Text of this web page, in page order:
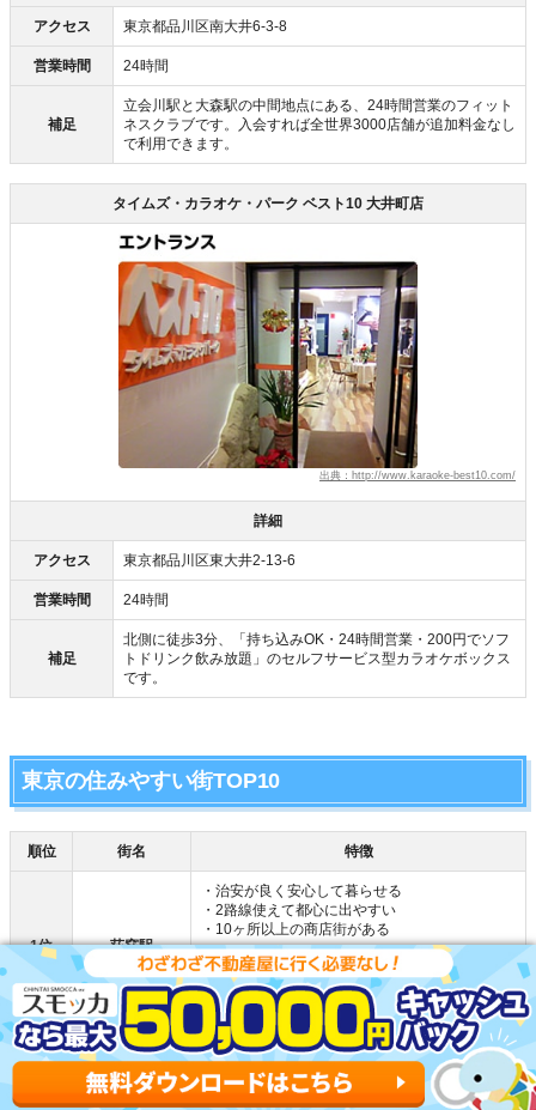
アクセス 東京都品川区南大井6-3-8
営業時間 24時間
補足
立会川駅と大森駅の中間地点にある、24時間営業のフィット
ネスクラブです。入会すれば全世界3000店舗が追加料金なし
で利用できます。
タイムズ・カラオケ・パーク ベスト10 大井町店
出典：http://www.karaoke-best10.com/
詳細
アクセス 東京都品川区東大井2-13-6
営業時間 24時間
補足
北側に徒歩3分、「持ち込みOK・24時間営業・200円でソフ
トドリンク飲み放題」のセルフサービス型カラオケボックス
です。
東京の住みやすい街TOP10
順位 街名 特徴
1位 荻窪駅
・治安が良く安心して暮らせる
・2路線使えて都心に出やすい
・10ヶ所以上の商店街がある
荻窪駅の物件を探してもらう
練馬駅
・都内でも治安が頭抜けて良い
・5路線使えて移動しやすい
・利便性が良いわりに家賃は安い